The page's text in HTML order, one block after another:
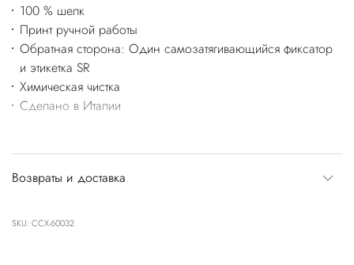
100 % шелк
Принт ручной работы
Обратная сторона: Один самозатягивающийся фиксатор
и этикетка SR
Химическая чистка
Сделано в Италии
Возвраты и доставка
SKU: CCX-60032